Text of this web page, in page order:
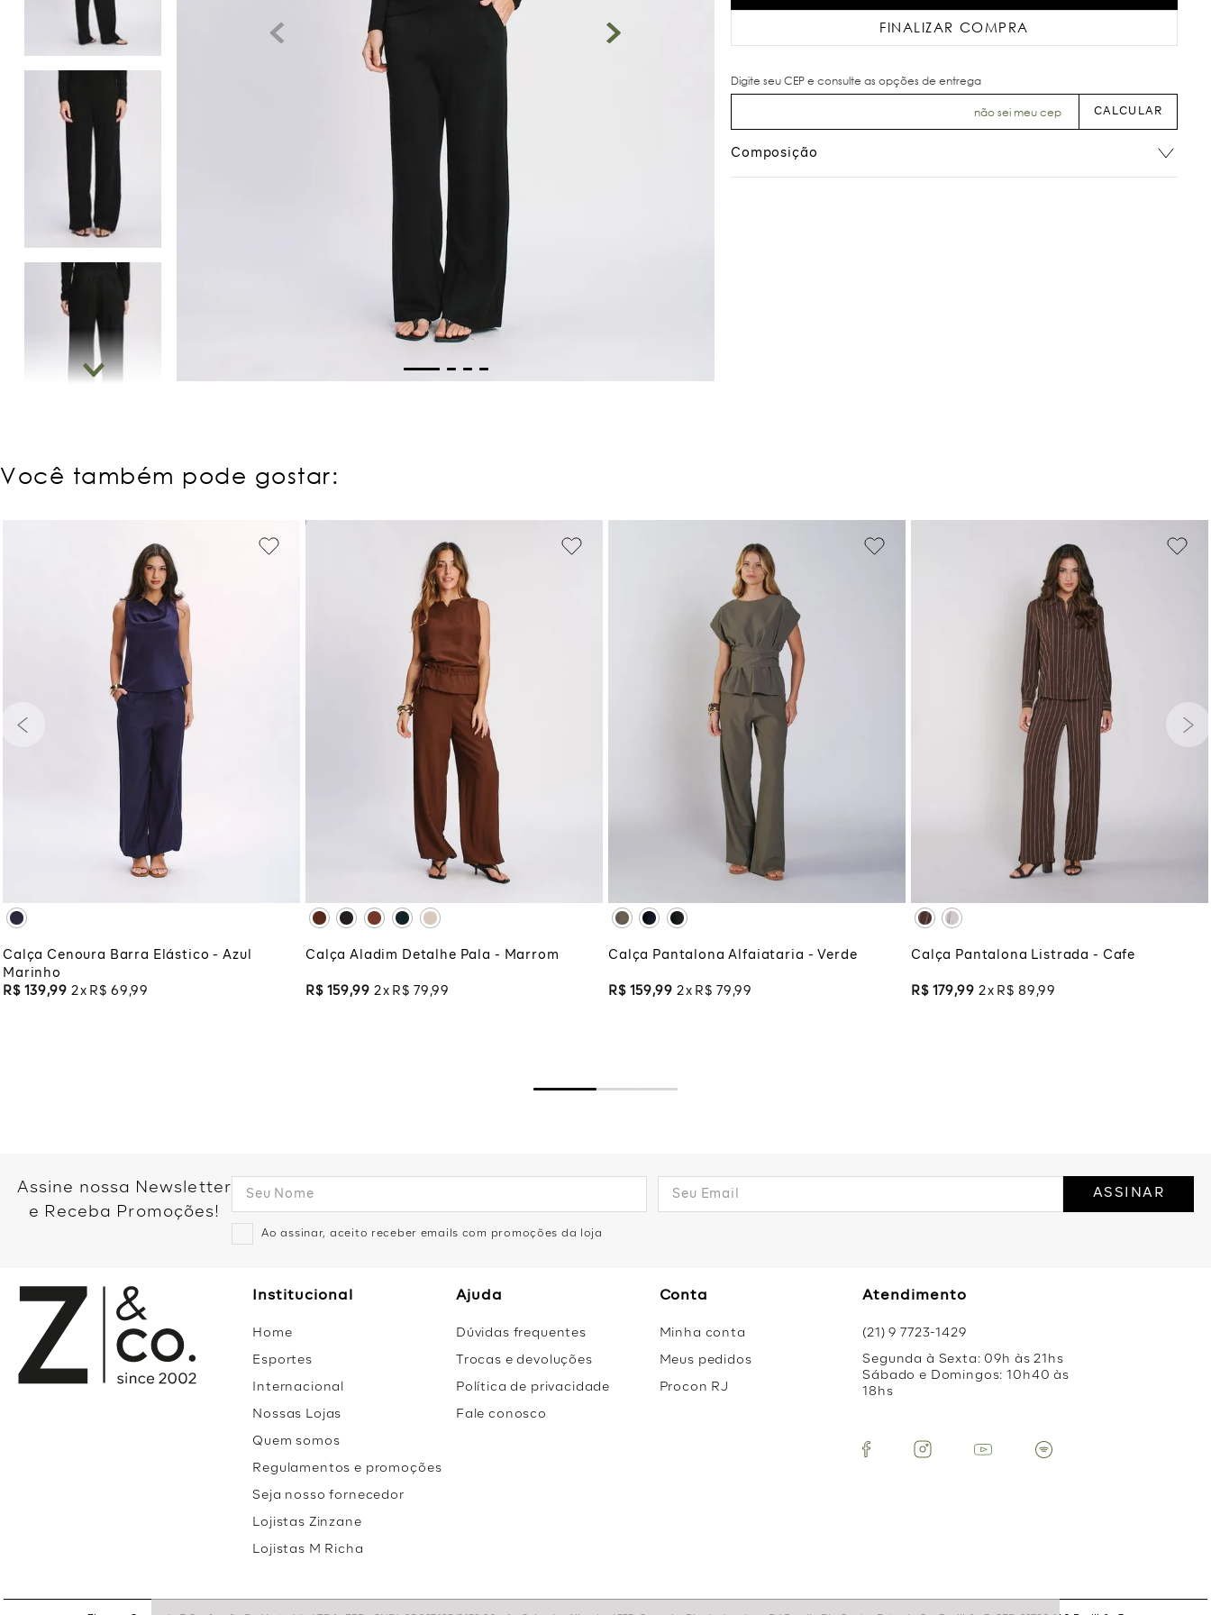
FINALIZAR COMPRA
não sei meu cep
Composição
Você também pode gostar:
M
ADICIONAR À SACOLA
Calça Cenoura Barra Elástico - Azul
Marinho
R$ 139,99 2 R$ 69 ,99
G
M
ADICIONAR À SACOLA
Calça Aladim Detalhe Pala - Marrom
R$ 159,99 2 R$ 79 ,99
M
ADICIONAR À SACOLA
Calça Pantalona Alfaiataria - Verde
R$ 159,99 2 R$ 79 ,99
M
ADICIONAR À SACOLA
Calça Pantalona Listrada - Cafe
R$ 179,99 2 R$ 89 ,99
Assine nossa Newsletter
e Receba Promoções!
Ao assinar, aceito receber emails com promoções da loja
ASSINAR
Institucional
Home
Esportes
Internacional
Nossas Lojas
Quem somos
Regulamentos e promoções
Seja nosso fornecedor
Lojistas Zinzane
Lojistas M Richa
Ajuda
Dúvidas frequentes
Trocas e devoluções
Política de privacidade
Fale conosco
Conta
Minha conta
Meus pedidos
Procon RJ
Atendimento
(21) 9 7723-1429
Segunda à Sexta: 09h às 21hs
Sábado e Domingos: 10h40 às
18hs